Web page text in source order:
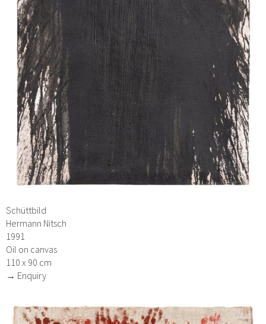
Schüttbild
Hermann Nitsch
1991
Oil on canvas
110 x 90 cm
→ Enquiry